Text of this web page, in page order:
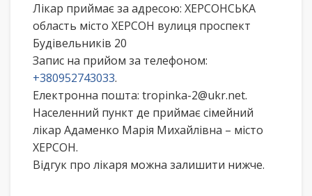
Лікар приймає за адресою: ХЕРСОНСЬКА
область місто ХЕРСОН вулиця проспект
Будівельників 20
Запис на прийом за телефоном:
+380952743033.
Електронна пошта: tropinka-2@ukr.net.
Населенний пункт де приймає сімейний
лікар Адаменко Марія Михайлівна – місто
ХЕРСОН.
Відгук про лікаря можна залишити нижче.